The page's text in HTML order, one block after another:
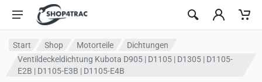
Zum Inhalt springen
Start Shop Motorteile
Dichtungen
Ventildeckeldichtung Kubota D905 | D1105 | D1305 | D1105-
E2B | D1105-E3B | D1105-E4B